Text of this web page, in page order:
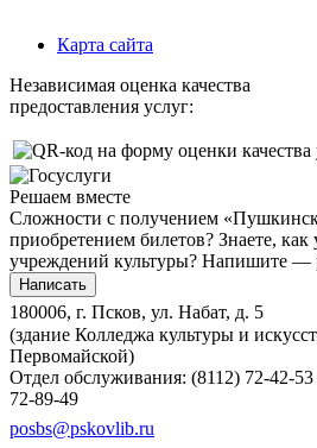
Карта сайта
Независимая оценка качества
предоставления услуг:
Решаем вместе
Сложности с получением
приобретением билетов? Знаете, как
учреждений культуры? Напишите —
Написать
180006, г. Псков, ул. Набат, д. 5
(здание Колледжа культуры и
Первомайской)
Отдел обслуживания: (8112) 72-42-53
72-89-49
posbs@pskovlib.ru